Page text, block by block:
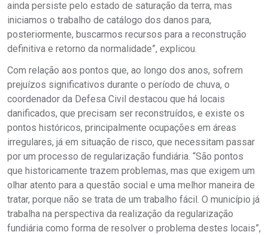
ainda persiste pelo estado de saturação da terra, mas
iniciamos o trabalho de catálogo dos danos para,
posteriormente, buscarmos recursos para a reconstrução
definitiva e retorno da normalidade”, explicou.
Com relação aos pontos que, ao longo dos anos, sofrem
prejuízos significativos durante o período de chuva, o
coordenador da Defesa Civil destacou que há locais
danificados, que precisam ser reconstruídos, e existe os
pontos históricos, principalmente ocupações em áreas
irregulares, já em situação de risco, que necessitam passar
por um processo de regularização fundiária. “São pontos
que historicamente trazem problemas, mas que exigem um
olhar atento para a questão social e uma melhor maneira de
tratar, porque não se trata de um trabalho fácil. O município já
trabalha na perspectiva da realização da regularização
fundiária como forma de resolver o problema destes locais”,